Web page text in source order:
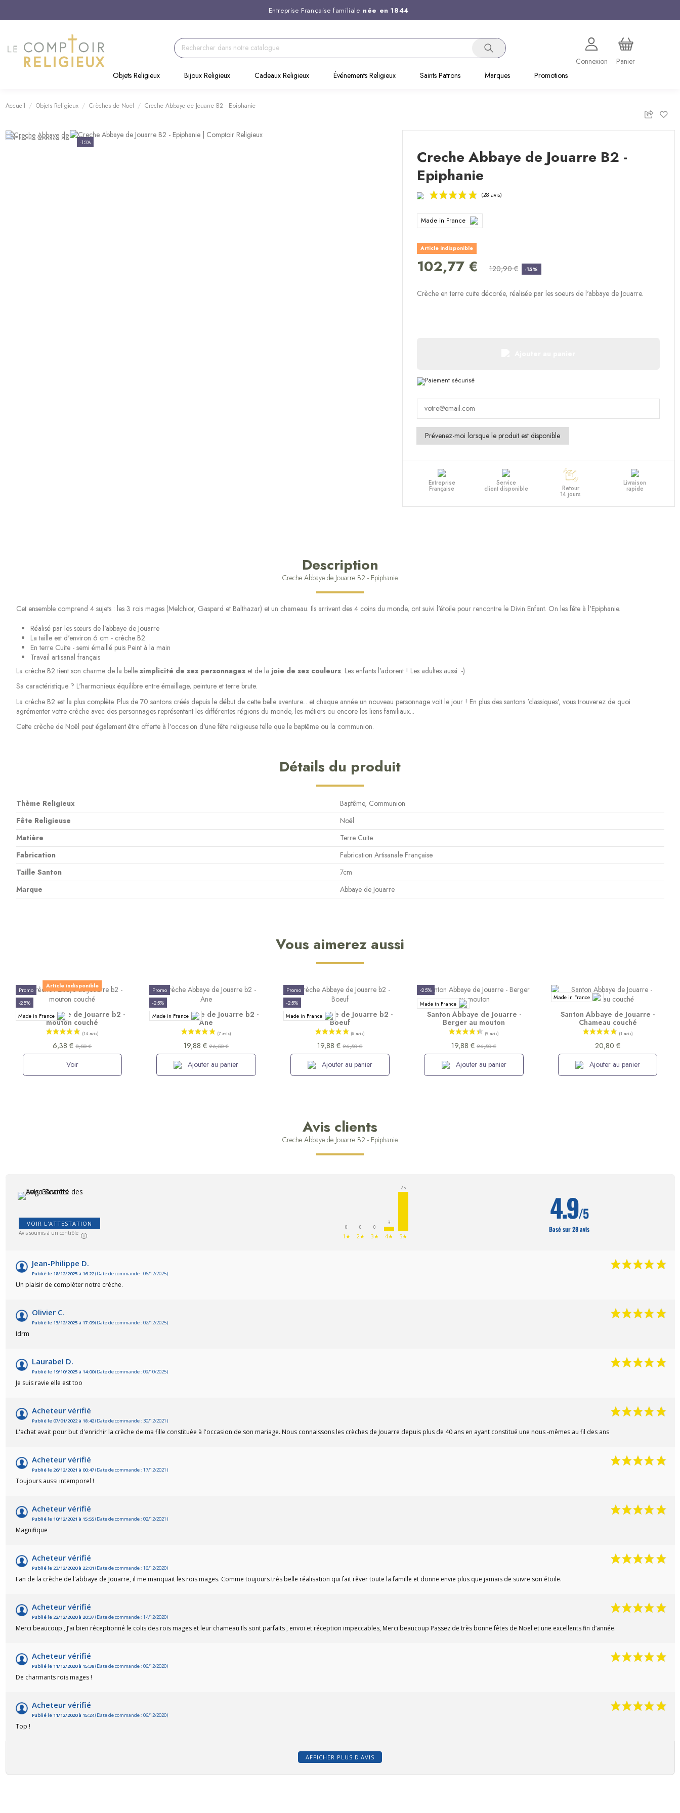
Entreprise Française familiale née en 1844
Commandez avant 14H,
Connexion
Panier
Objets Religieux
Bijoux Religieux Cadeaux Religieux Événements Religieux Saints Patrons Marques Promotions
Accueil Objets Religieux Crèches de Noël Creche Abbaye de Jouarre B2 - Epiphanie
-15%
Creche Abbaye de Jouarre B2 -
Epiphanie
Made in France
Article indisponible
102,77 € 120,90 € -15%
Crèche en terre cuite décorée, réalisée par les soeurs de l'abbaye de Jouarre.
Entreprise
Française
Service
client disponible Retour
14 jours
Livraison
rapide
Description
Creche Abbaye de Jouarre B2 - Epiphanie
Cet ensemble comprend 4 sujets : les 3 rois mages (Melchior, Gaspard et Balthazar) et un chameau. Ils arrivent des 4 coins du monde, ont suivi l'étoile pour rencontre le Divin Enfant. On les fête à l'Epiphanie.
Réalisé par les sœurs de l'abbaye de Jouarre
La taille est d'environ 6 cm - crèche B2
En terre Cuite - semi émaillé puis Peint à la main
Travail artisanal français
La crèche B2 tient son charme de la belle simplicité de ses personnageset de la joie de ses couleurs. Les enfants l'adorent ! Les adultes aussi :-)
Sa caractéristique ? L'harmonieux équilibre entre émaillage, peinture et terre brute.
La crèche B2 est la plus complète. Plus de 70 santons créés depuis le début de cette belle aventure... et chaque année un nouveau personnage voit le jour ! En plus des santons 'classiques', vous trouverez de quoi
agrémenter votre crèche avec des personnages représentant les différentes régions du monde, les métiers ou encore les liens familiaux...
Cette crèche de Noël peut également être offerte à l'occasion d'une fête religieuse telle que le baptême ou la communion.
Détails du produit
Thème Religieux
Baptême, Communion
Fête Religieuse
Noël
Matière
Terre Cuite
Fabrication
Fabrication Artisanale Française
Taille Santon
7cm
Marque
Abbaye de Jouarre
Vous aimerez aussi
Promo
-25%
Made in France
Article indisponible
Santon Abbaye de Jouarre b2 -
mouton couché
6,38 €8,50 €
Voir
Promo
-25%
Made in France
Santon Abbaye de Jouarre b2 -
Ane
19,88 € 26,50 €
Ajouter au panier
Promo
-25%
Made in France
Santon Abbaye de Jouarre b2 -
Boeuf
19,88 €26,50 €
Ajouter au panier
-25%
Made in France
Santon Abbaye de Jouarre -
Berger au mouton
19,88 €26,50 €
Ajouter au panier
Made in France
Santon Abbaye de Jouarre -
Chameau couché
20,80 €
Ajouter au panier
Avis clients
Creche Abbaye de Jouarre B2 - Epiphanie
VOIR L'ATTESTATION
Avis soumis à un contrôle
0
1★
0
2★
0
3★
3
4★
25
5★
4.9/5
Basé sur 28 avis
Jean-Philippe D.
Publié le 18/12/2025 à 16:22(Date de commande : 06/12/2025)
Un plaisir de compléter notre crèche.
Olivier C.
Publié le 13/12/2025 à 17:09(Date de commande : 02/12/2025)
Idrm
Laurabel D.
Publié le 19/10/2025 à 14:00(Date de commande : 09/10/2025)
Je suis ravie elle est too
Acheteur vérifié
Publié le 07/01/2022 à 18:42(Date de commande : 30/12/2021)
L'achat avait pour but d'enrichir la crèche de ma fille constituée à l'occasion de son mariage. Nous connaissons les crèches de Jouarre depuis plus de 40 ans en ayant constitué une nous -mêmes au fil des ans
Acheteur vérifié
Publié le 26/12/2021 à 00:47(Date de commande : 17/12/2021)
Toujours aussi intemporel !
Acheteur vérifié
Publié le 10/12/2021 à 15:55(Date de commande : 02/12/2021)
Magnifique
Acheteur vérifié
Publié le 23/12/2020 à 22:01 (Date de commande : 16/12/2020)
Fan de la crèche de l'abbaye de Jouarre, il me manquait les rois mages. Comme toujours très belle réalisation qui fait rêver toute la famille et donne envie plus que jamais de suivre son étoile.
Acheteur vérifié
Publié le 22/12/2020 à 20:37(Date de commande : 14/12/2020)
Merci beaucoup , J’ai bien réceptionné le colis des rois mages et leur chameau Ils sont parfaits , envoi et réception impeccables, Merci beaucoup Passez de très bonne fêtes de Noel et une excellents fin d’année.
Acheteur vérifié
Publié le 11/12/2020 à 15:38(Date de commande : 06/12/2020)
De charmants rois mages !
Acheteur vérifié
Publié le 11/12/2020 à 15:24(Date de commande : 06/12/2020)
Top !
AFFICHER PLUS D'AVIS